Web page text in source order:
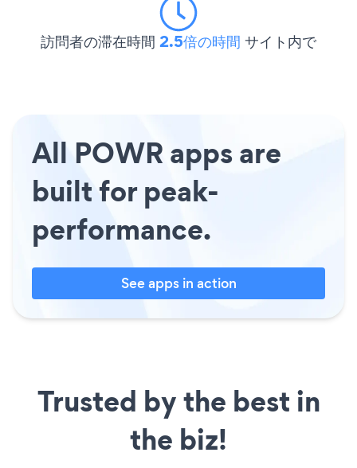
訪問者の滞在時間 2.5倍の時間 サイト内で
All POWR apps are
built for peak-
performance.
See apps in action
Trusted by the best in
the biz!